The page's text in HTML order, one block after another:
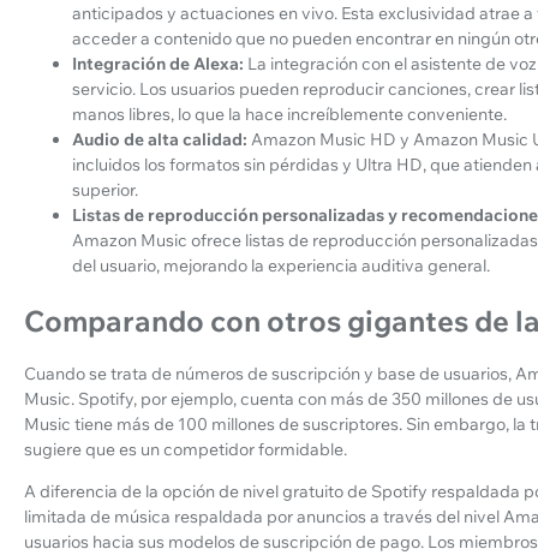
anticipados y actuaciones en vivo. Esta exclusividad atrae
acceder a contenido que no pueden encontrar en ningún
Integración de Alexa: La integración con el asistente de
servicio. Los usuarios pueden reproducir canciones, crear
manos libres, lo que la hace increíblemente conveniente.
Audio de alta calidad: Amazon Music HD y Amazon
incluidos los formatos sin pérdidas y Ultra HD, que
superior.
Listas de reproducción personalizadas y
Amazon Music ofrece listas de reproducción
del usuario, mejorando la experiencia auditiva general.
Comparando con otros gigantes de
Cuando se trata de números de suscripción y base de usuarios,
Music. Spotify, por ejemplo, cuenta con más de 350 millones de
Music tiene más de 100 millones de suscriptores. Sin embargo,
sugiere que es un competidor formidable.
A diferencia de la opción de nivel gratuito de Spotify respaldada
limitada de música respaldada por anuncios a través del nivel
usuarios hacia sus modelos de suscripción de pago. Los